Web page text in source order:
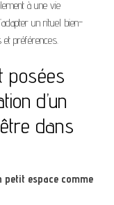
à une vie
un rituel bien-
préférences.
posées
d’un
dans
petit espace comme